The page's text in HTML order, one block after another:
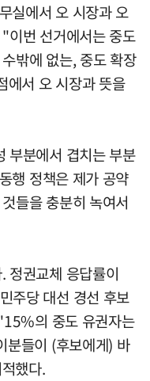
실에서 오 시장과 오
이번 선거에서는 중도
밖에 없는, 중도 확장
에서 오 시장과 뜻을
부분에서 겹치는 부분
행 정책은 제가 공약
들을 충분히 녹여서
정권교체 응답률이
주당 대선 경선 후보
의 중도 유권자는
분들이 (후보에게) 바
했다.